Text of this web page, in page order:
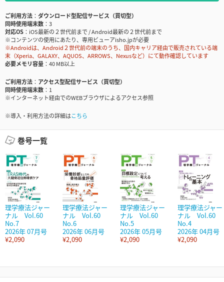
ご利用方法
ダウンロード型配信サービス（買切型）
同時使用端末数
3
対応OS
iOS最新の２世代前まで / Android最新の２世代前まで
※コンテンツの使用にあたり、専用ビューアisho.jpが必要
※Androidは、Android２世代前の端末のうち、国内キャリア経由で販売されている端
末（Xperia、GALAXY、AQUOS、ARROWS、Nexusなど）にて動作確認しています
必要メモリ容量
40 MB以上
ご利用方法
アクセス型配信サービス（買切型）
同時使用端末数
1
※インターネット経由でのWEBブラウザによるアクセス参照
※導入・利用方法の詳細はこちら
巻号一覧
理学療法ジャー
ナル Vol.60
No.7
2026年 07月号
¥2,090
理学療法ジャー
ナル Vol.60
No.6
2026年 06月号
¥2,090
理学療法ジャー
ナル Vol.60
No.5
2026年 05月号
¥2,090
理学療法ジャー
ナル Vol.60
No.4
2026年 04月号
¥2,090